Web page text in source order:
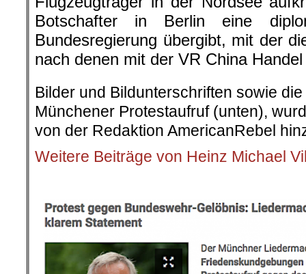
Botschafter in Berlin eine
Bundesregierung übergibt, mit der
nach denen mit der VR China
Bilder und Bildunterschriften sowie
Münchener Protestaufruf (unten),
von der Redaktion AmericanRebel
Weitere Beiträge von Heinz Michael